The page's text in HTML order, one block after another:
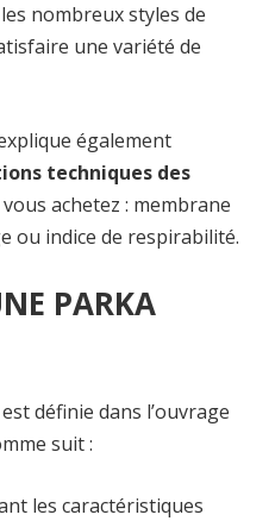
nombreux styles de
une variété de
également
techniques des
achetez : membrane
ou indice de respirabilité.
PARKA
définie dans l’ouvrage
suit :
les caractéristiques